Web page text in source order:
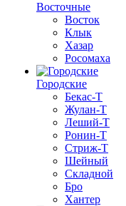
Восточные
Восток
Клык
Хазар
Росомаха
Городские
Бекас-Т
Жулан-Т
Леший-Т
Ронин-Т
Стриж-Т
Шейный
Складной
Бро
Хантер